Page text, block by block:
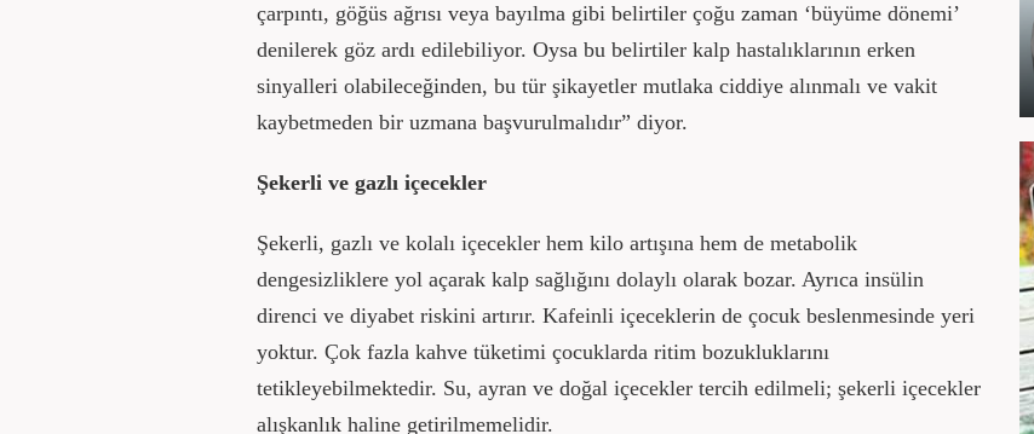
çarpıntı, göğüs ağrısı veya bayılma gibi belirtiler çoğu zaman ‘büyüme dönemi’
denilerek göz ardı edilebiliyor. Oysa bu belirtiler kalp hastalıklarının erken
sinyalleri olabileceğinden, bu tür şikayetler mutlaka ciddiye alınmalı ve vakit
kaybetmeden bir uzmana başvurulmalıdır” diyor.
Şekerli ve gazlı içecekler
Şekerli, gazlı ve kolalı içecekler hem kilo artışına hem de metabolik
dengesizliklere yol açarak kalp sağlığını dolaylı olarak bozar. Ayrıca insülin
direnci ve diyabet riskini artırır. Kafeinli içeceklerin de çocuk beslenmesinde yeri
yoktur. Çok fazla kahve tüketimi çocuklarda ritim bozukluklarını
tetikleyebilmektedir. Su, ayran ve doğal içecekler tercih edilmeli; şekerli içecekler
alışkanlık haline getirilmemelidir.